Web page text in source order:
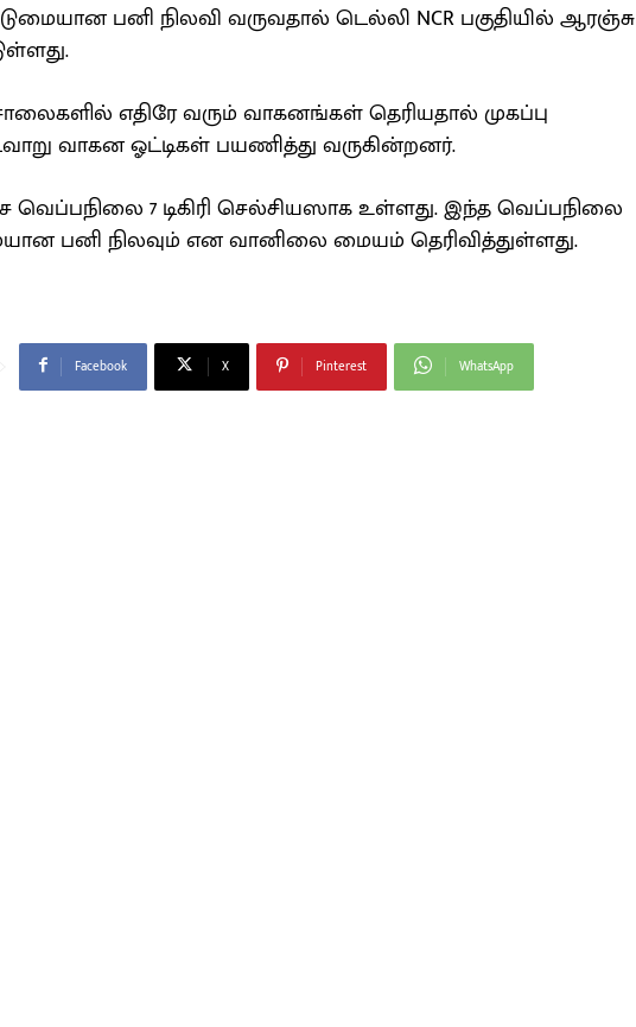
பனி நிலவி வருவதால் டெல்லி NCR பகுதியில் ஆரஞ்சு
எதிரே வரும் வாகனங்கள் தெரியதால் முகப்பு
வாகன ஓட்டிகள் பயணித்து வருகின்றனர்.
வெப்பநிலை 7 டிகிரி செல்சியஸாக உள்ளது. இந்த வெப்பநிலை
பனி நிலவும் என வானிலை மையம் தெரிவித்துள்ளது.
Facebook X Pinterest WhatsApp